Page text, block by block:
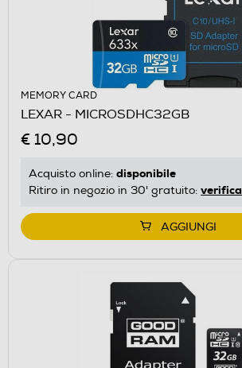
MEMORY CARD
LEXAR - MICROSDHC32GB
€ 10,90
Acquisto online: disponibile
Ritiro in negozio in 30' gratuito: verifica
AGGIUNGI